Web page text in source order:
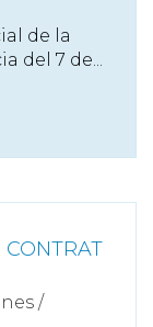
de la
del 7 de...
CONTRAT
/